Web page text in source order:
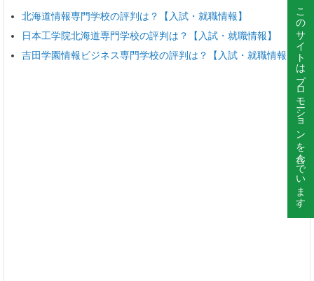
北海道情報専門学校の評判は？【入試・就職情報】
日本工学院北海道専門学校の評判は？【入試・就職情報】
吉田学園情報ビジネス専門学校の評判は？【入試・就職情報】 このサイトはプロモーションを含んでいます。